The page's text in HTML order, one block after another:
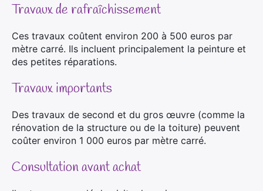
Travaux de rafraîchissement
Ces travaux coûtent environ 200 à 500 euros par
mètre carré. Ils incluent principalement la peinture et
des petites réparations.
Travaux importants
Des travaux de second et du gros œuvre (comme la
rénovation de la structure ou de la toiture) peuvent
coûter environ 1 000 euros par mètre carré.
Consultation avant achat